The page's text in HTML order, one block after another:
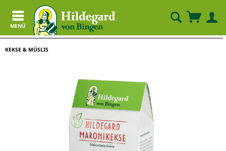
MENÜ
KEKSE & MÜSLIS